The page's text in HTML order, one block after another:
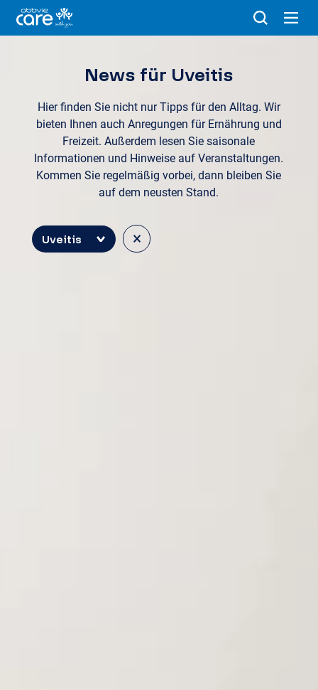
News für Uveitis
Hier finden Sie nicht nur Tipps für den Alltag. Wir
bieten Ihnen auch Anregungen für Ernährung und
Freizeit. Außerdem lesen Sie saisonale
Informationen und Hinweise auf Veranstaltungen.
Kommen Sie regelmäßig vorbei, dann bleiben Sie
auf dem neusten Stand.
Uveitis ×